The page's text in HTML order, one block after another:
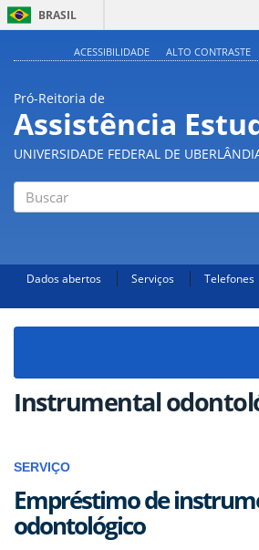
BRASIL
ACESSIBILIDADE ALTO CONTRASTE
Pró-Reitoria de
Assistência
UNIVERSIDADE FEDERAL DE
Dados abertos Serviços Telefones
Instrumental
SERVIÇO
Empréstimo de
odontológico